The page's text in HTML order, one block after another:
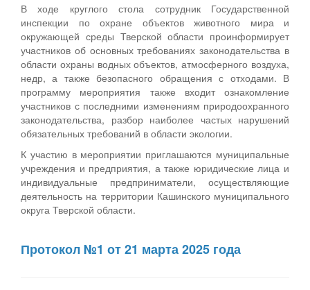
В ходе круглого стола сотрудник Государственной
инспекции по охране объектов животного мира и
окружающей среды Тверской области проинформирует
участников об основных требованиях законодательства в
области охраны водных объектов, атмосферного воздуха,
недр, а также безопасного обращения с отходами. В
программу мероприятия также входит ознакомление
участников с последними изменениям природоохранного
законодательства, разбор наиболее частых нарушений
обязательных требований в области экологии.
К участию в мероприятии приглашаются муниципальные
учреждения и предприятия, а также юридические лица и
индивидуальные предприниматели, осуществляющие
деятельность на территории Кашинского муниципального
округа Тверской области.
Протокол №1 от 21 марта 2025 года